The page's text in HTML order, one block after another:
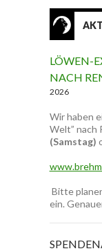
LÖWEN-
NACH
2026
Wir haben
Welt” nach
(Samstag)
Bitte
ein.